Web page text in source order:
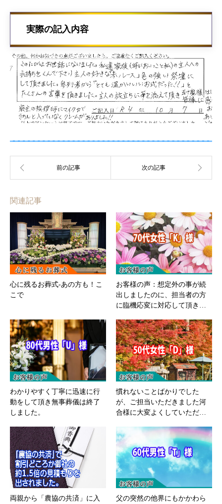
実際の記入内容
関連記事
心に残るお葬式-あの方も！こ
こで
お客様の声：想定外の事が続
出しましたのに、担当者の方
に臨機応変に対応して頂き…
わかりやすく丁寧に迅速に行
動をして頂き無事葬儀は終了
しました。
慣れないことばかりでした
が、ご担当いただきました河
合様に大変よくしていただ…
両親から「農協の共済」に入
父の突然の他界にもかかわら